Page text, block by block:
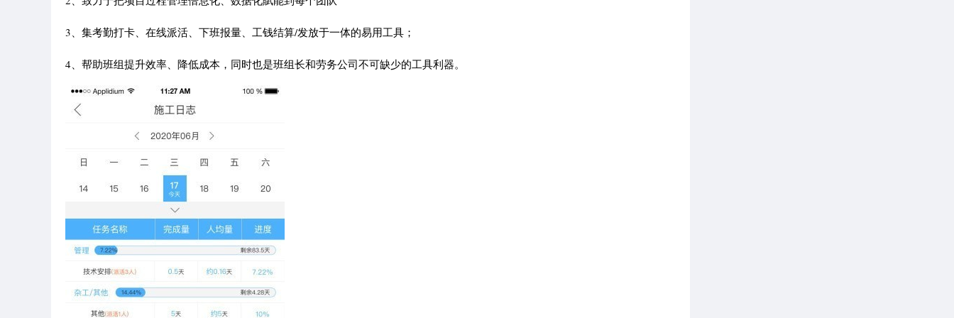
3、集考勤打卡、在线派活、下班报量、工钱结算/发放于一体的易用工具；
4、帮助班组提升效率、降低成本，同时也是班组长和劳务公司不可缺少的工具利器。